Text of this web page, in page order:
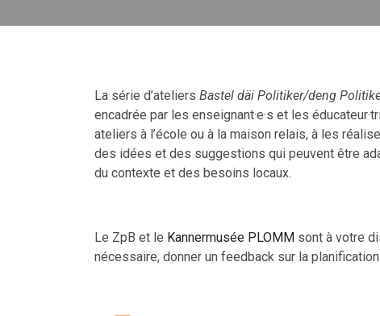
La série d’ateliers Bastel däi Politiker/deng
encadrée par les enseignant·e·s et les
ateliers à l’école ou à la maison relais, à les
des idées et des suggestions qui peuvent être
du contexte et des besoins locaux.
Le ZpB et le Kannermusée PLOMM sont à votre
nécessaire, donner un feedback sur la